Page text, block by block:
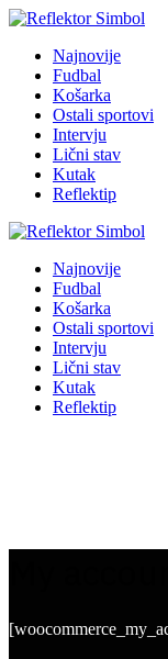
Najnovije
Fudbal
Košarka
Ostali sportovi
Intervju
Lični stav
Kutak
Reflektip
Najnovije
Fudbal
Košarka
Ostali sportovi
Intervju
Lični stav
Kutak
Reflektip